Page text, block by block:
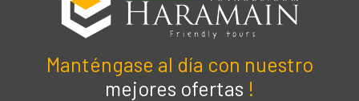
Manténgase al día con nuestro
mejores ofertas !